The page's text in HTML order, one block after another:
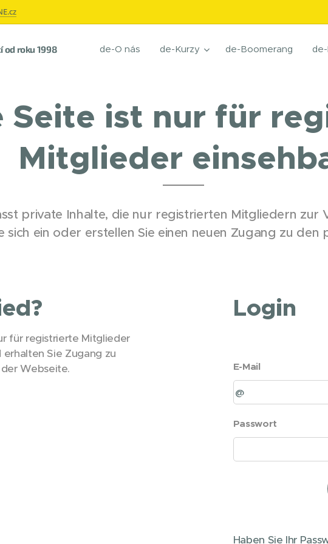
od roku 1998 de-O nás de-Kurzy de-Boomerang
Seite ist nur für
Mitglieder
private Inhalte, die nur registrierten Mitgliedern zur
sich ein oder erstellen Sie einen neuen Zugang zu den
für registrierte Mitglieder
Sie Zugang zu
Webseite.
Login
E-Mail
Passwort
Haben Sie Ihr